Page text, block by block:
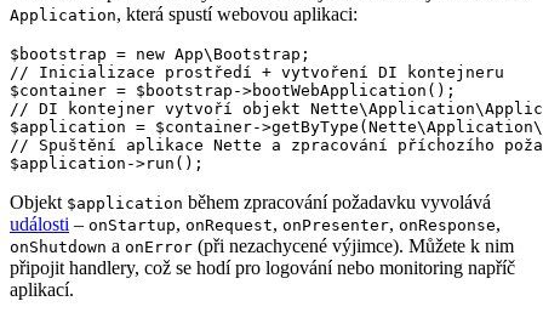
Application, která spustí webovou aplikaci:
$bootstrap = new App\Bootstrap;
// Inicializace prostředí + vytvoření DI kontejneru
$container = $bootstrap->bootWebApplication();
// DI kontejner vytvoří objekt
$application = $container-
// Spuštění aplikace Nette a zpracování příchozího
Objekt $application během zpracování požadavku vyvolává
události – onStartup, onRequest, onPresenter, onResponse,
onShutdown a onError (při nezachycené výjimce). Můžete k nim
připojit handlery, což se hodí pro logování nebo monitoring napříč
aplikací.